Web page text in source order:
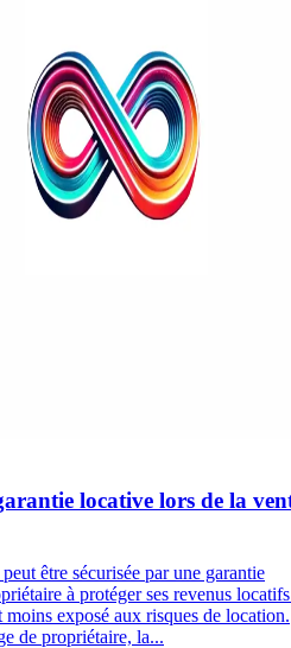
locative lors de la
être sécurisée par une garantie
à protéger ses revenus
exposé aux risques de location.
de propriétaire, la...